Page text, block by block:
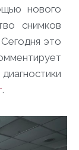
нового
снимков
это
.